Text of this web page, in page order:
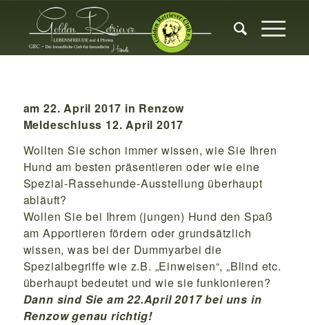
am 22. April 2017 in Renzow
Meldeschluss 12. April 2017
Wollten Sie schon immer wissen, wie Sie Ihren
Hund am besten präsentieren oder wie eine
Spezial-Rassehunde-Ausstellung überhaupt
abläuft?
Wollen Sie bei Ihrem (jungen) Hund den Spaß
am Apportieren fördern oder grundsätzlich
wissen, was bei der Dummyarbei die
Spezialbegriffe wie z.B. „Einweisen“, „Blind etc.
überhaupt bedeutet und wie sie funkionieren?
Dann sind Sie am 22.April 2017 bei uns in
Renzow genau richtig!